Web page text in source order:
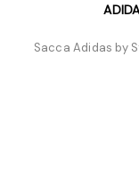
Sacca Adidas by